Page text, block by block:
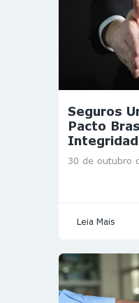
Seguros
Pacto
30 de outubro
Leia Mais